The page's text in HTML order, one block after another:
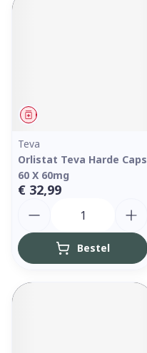
Geneesmiddel
Teva
Orlistat Teva Harde Caps
60 X 60mg
€ 32,99
Bestel